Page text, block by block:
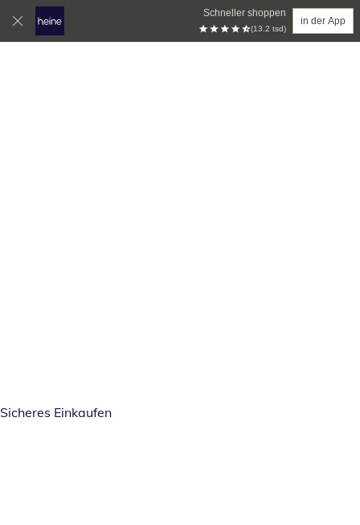
Schneller shoppen
(13.2 tsd)
in der App
Sicheres Einkaufen